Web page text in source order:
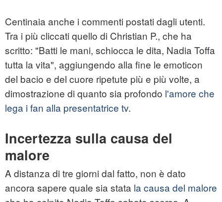
Centinaia anche i commenti postati dagli utenti.
Tra i più cliccati quello di Christian P., che ha
scritto: "Batti le mani, schiocca le dita, Nadia Toffa
tutta la vita", aggiungendo alla fine le emoticon
del bacio e del cuore ripetute più e più volte, a
dimostrazione di quanto sia profondo l'amore che
lega i fan alla presentatrice tv.
Incertezza sulla causa del
malore
A distanza di tre giorni dal fatto, non è dato
ancora sapere quale sia stata la causa del malore